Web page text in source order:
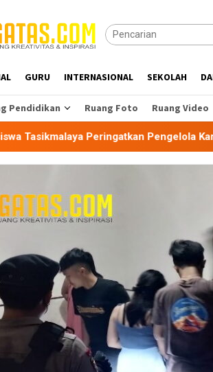
GURU INTERNASIONAL SEKOLAH
Pendidikan Ruang Foto Ruang Video
Pengelola Karaoke Penuhi